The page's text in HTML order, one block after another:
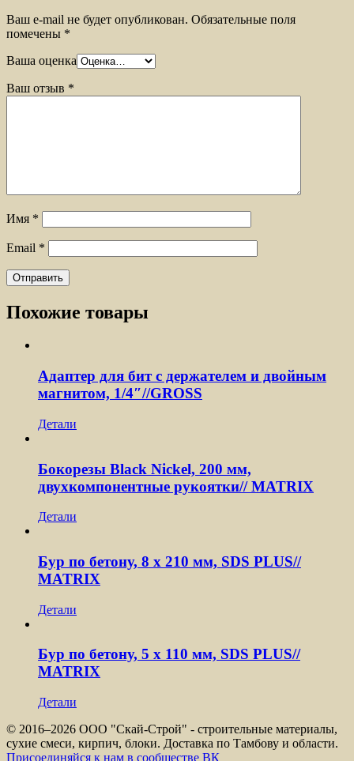
Ваш e-mail не будет опубликован. Обязательные поля
помечены *
Ваша оценка
Ваш отзыв *
Имя *
Email *
Похожие товары
Адаптер для бит с держателем и двойным
магнитом, 1/4″//GROSS
Детали
Бокорезы Black Nickel, 200 мм,
двухкомпонентные рукоятки// MATRIX
Детали
Бур по бетону, 8 x 210 мм, SDS PLUS//
MATRIX
Детали
Бур по бетону, 5 x 110 мм, SDS PLUS//
MATRIX
Детали
© 2016–2026 ООО "Скай-Строй" - строительные материалы,
сухие смеси, кирпич, блоки. Доставка по Тамбову и области.
Присоединяйся к нам в сообществе ВК